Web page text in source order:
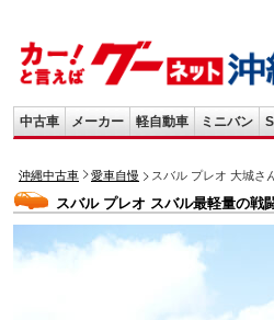
中古車 メーカー 軽自動車 ミニバン
沖縄中古車 愛車自慢 スバル プレオ 大城さ
スバル プレオ スバル最軽量の戦